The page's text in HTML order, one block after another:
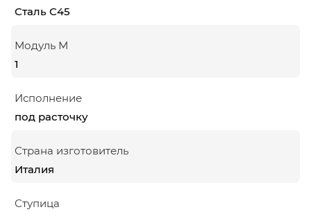
Сталь С45
Модуль М
1
Исполнение
под расточку
Страна изготовитель
Италия
Ступица